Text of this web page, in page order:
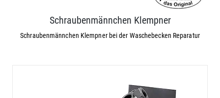
Schraubenmännchen Klempner
Schraubenmännchen Klempner bei der Waschebecken Reparatur